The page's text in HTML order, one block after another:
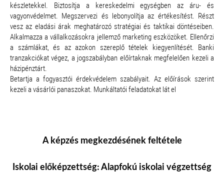
készletekkel. Biztosítja a kereskedelmi egységben az áru- és
vagyonvédelmet. Megszervezi és lebonyolítja az értékesítést. Részt
vesz az eladási árak meghatározó stratégiai és taktikai döntéseiben.
Alkalmazza a vállalkozásokra jellemző marketing eszközöket. Ellenőrzi
a számlákat, és az azokon szereplő tételek kiegyenlítését. Banki
tranzakciókat végez, a jogszabályban előírtaknak megfelelően kezeli a
házipénztárt.
Betartja a fogyasztói érdekvédelem szabályait. Az előírások szerint
kezeli a vásárlói panaszokat. Munkáltatói feladatokat lát el
A képzés megkezdésének feltétele
Iskolai előképzettség:Alapfokú iskolai végzettség